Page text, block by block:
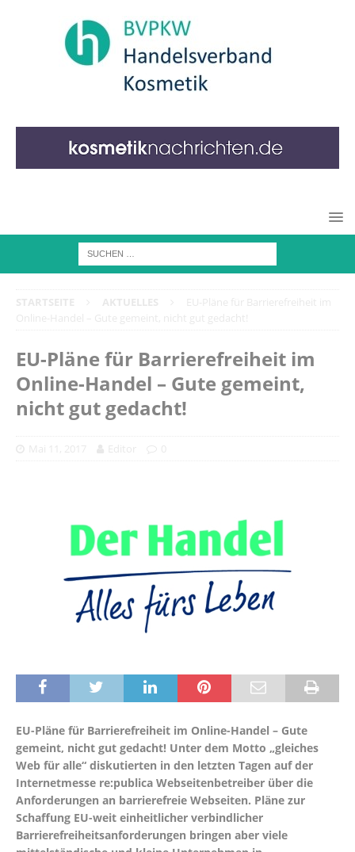
EU-Pläne für Barrierefreiheit im
Online-Handel – Gute gemeint,
nicht gut gedacht!
EU-Pläne für Barrierefreiheit im Online-Handel – Gute
gemeint, nicht gut gedacht! Unter dem Motto „gleiches
Web für alle“ diskutierten in den letzten Tagen auf der
Internetmesse re:publica Webseitenbetreiber über die
Anforderungen an barrierefreie Webseiten. Pläne zur
Schaffung EU-weit einheitlicher verbindlicher
Barrierefreiheitsanforderungen bringen aber viele